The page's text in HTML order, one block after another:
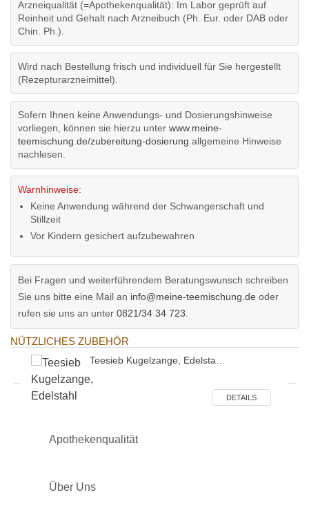
Arzneiqualität (=Apothekenqualität): Im Labor geprüft auf
Reinheit und Gehalt nach Arzneibuch (Ph. Eur. oder DAB oder
Chin. Ph.).
Wird nach Bestellung frisch und individuell für Sie hergestellt
(Rezepturarzneimittel).
Sofern Ihnen keine Anwendungs- und Dosierungshinweise
vorliegen, können sie hierzu unter www.meine-
teemischung.de/zubereitung-dosierung allgemeine Hinweise
nachlesen.
Warnhinweise:
Keine Anwendung während der Schwangerschaft und
Stillzeit
Vor Kindern gesichert aufzubewahren
Bei Fragen und weiterführendem Beratungswunsch schreiben
Sie uns bitte eine Mail an info@meine-teemischung.de oder
rufen sie uns an unter 0821/34 34 723
NÜTZLICHES ZUBEHÖR
Teesieb Kugelzange, Edelsta…
DETAILS
Apothekenqualität
Über Uns